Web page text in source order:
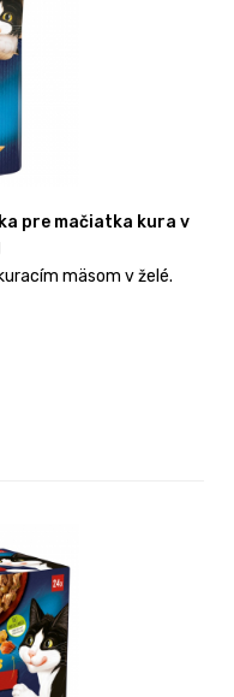
pre mačiatka kura v
mäsom v želé.